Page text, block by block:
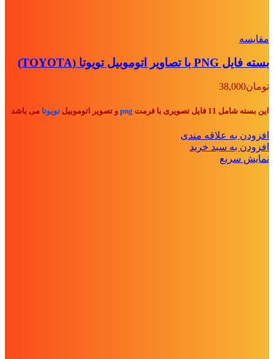
مقايسه
بسته فایل PNG با تصاویر اتوموبیل تویوتا (TOYOTA)
تومان38,000
این بسته شامل 11 فایل تصویری با فرمت png و تصویر اتوموبیل تویوتا می باشد
افزودن به علاقه مندی
افزودن به سبد خرید
نمایش سریع